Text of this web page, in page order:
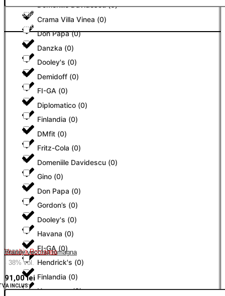
Domeniile Davidescu(0)
Don Papa(0)
Dooley's (0)
FI-GA (0)
Finlandia (0)
Fritz-Cola (0)
Gino (0)
Gordon’s (0)
Havana (0)
Hendrick's (0)
Hennessy(0)
Crama Villa Vinea (0)
Danzka (0)
Demidoff (0)
Diplomatico (0)
DMfit (0)
Domeniile Davidescu (0)
Don Papa (0)
Dooley's (0)
FI-GA (0)
Finlandia (0)
Adaugă în coș
Adaugă în coș
Vecchia Romagna
Brandy vecchia romagna
1000ml
· 38% vol.
91,00lei
INCLUS